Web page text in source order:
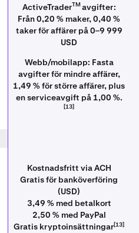
ActiveTraderTMavgifter:
Från 0,20 % maker, 0,40 %
taker för affärer på 0–9 999
USD
Webb/mobilapp: Fasta
avgifter för mindre affärer,
1,49 % för större affärer, plus
en serviceavgift på 1,00 %.
[13]
Kostnadsfritt via ACH
Gratis för banköverföring
(USD)
3,49 % med betalkort
2,50 % med PayPal
Gratis kryptoinsättningar[13]